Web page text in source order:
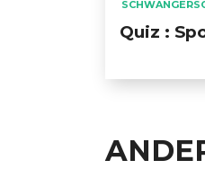
Quiz :